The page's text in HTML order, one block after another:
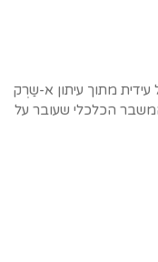
מתוך עיתון א-שַרְק
הכלכלי שעובר על